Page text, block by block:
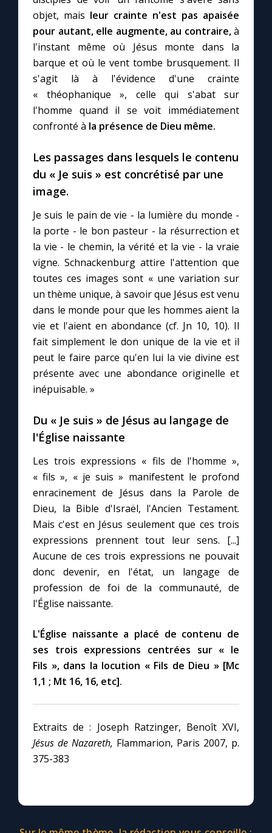
objet, mais leur crainte n'est pas apaisée
pour autant, elle augmente, au contraire,à
l'instant même où Jésus monte dans la
barque et où le vent tombe brusquement. Il
s'agit là à l'évidence d'une crainte
« théophanique », celle qui s'abat sur
l'homme quand il se voit immédiatement
confronté à la présence de Dieu même.
Les passages dans lesquels le contenu
du « Je suis » est concrétisé par une
image.
Je suis le pain de vie - la lumière du monde -
la porte - le bon pasteur - la résurrection et
la vie - le chemin, la vérité et la vie - la vraie
vigne. Schnackenburg attire l'attention que
toutes ces images sont « une variation sur
un thème unique, à savoir que Jésus est venu
dans le monde pour que les hommes aient la
vie et l'aient en abondance (cf. Jn 10, 10). Il
fait simplement le don unique de la vie et il
peut le faire parce qu'en lui la vie divine est
présente avec une abondance originelle et
inépuisable. »
Du « Je suis » de Jésus au langage de
l'Église naissante
Les trois expressions « fils de l'homme »,
« fils », « je suis » manifestent le profond
enracinement de Jésus dans la Parole de
Dieu, la Bible d'Israël, l'Ancien Testament.
Mais c'est en Jésus seulement que ces trois
expressions prennent tout leur sens. [...]
Aucune de ces trois expressions ne pouvait
donc devenir, en l'état, un langage de
profession de foi de la communauté, de
l'Église naissante.
L'Église naissante a placé de contenu de
ses trois expressions centrées sur « le
Fils », dans la locution « Fils de Dieu » [Mc
1,1 ; Mt 16, 16, etc].
Extraits de : Joseph Ratzinger, Benoît XVI,
Jésus de Nazareth, Flammarion, Paris 2007, p.
375-383